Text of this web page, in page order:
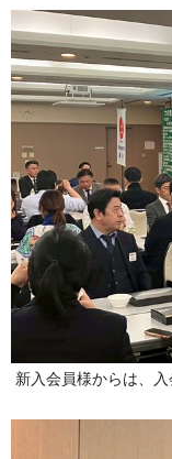
新入会員様からは、